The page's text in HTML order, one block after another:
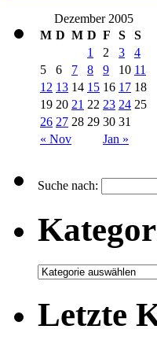
Dezember 2005
M D M D F S S
« Nov Jan »
1 2 3
4
5
6 7 8 9 10 11
12 13 14 15 16 17 18
19 20 21 22 23 24 25
26 27 28 29 30 31
Suche nach:
Letzte